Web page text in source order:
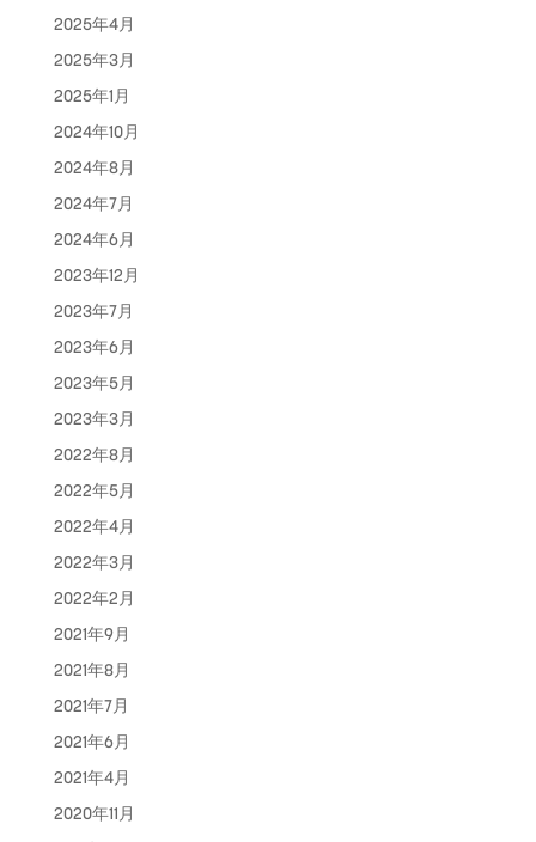
2025年4月
2025年3月
2025年1月
2024年10月
2024年8月
2024年7月
2024年6月
2023年12月
2023年7月
2023年6月
2023年5月
2023年3月
2022年8月
2022年5月
2022年4月
2022年3月
2022年2月
2021年9月
2021年8月
2021年7月
2021年6月
2021年4月
2020年11月